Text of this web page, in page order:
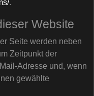
.
Website
Seite werden neben
Zeitpunkt der
Adresse und, wenn
gewählte